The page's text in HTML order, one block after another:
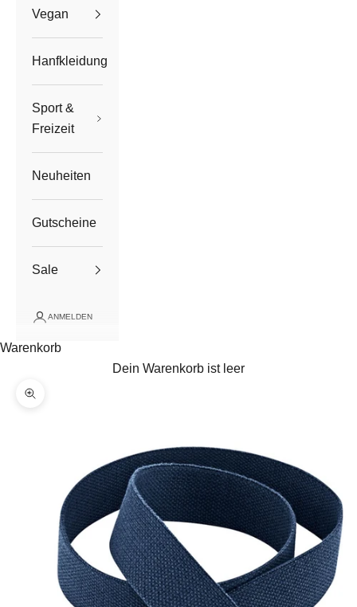
Vegan
Hanfkleidung
Sport &
Freizeit
Neuheiten
Gutscheine
Sale
ANMELDEN
Warenkorb
Dein Warenkorb ist leer
Bild vergrößern